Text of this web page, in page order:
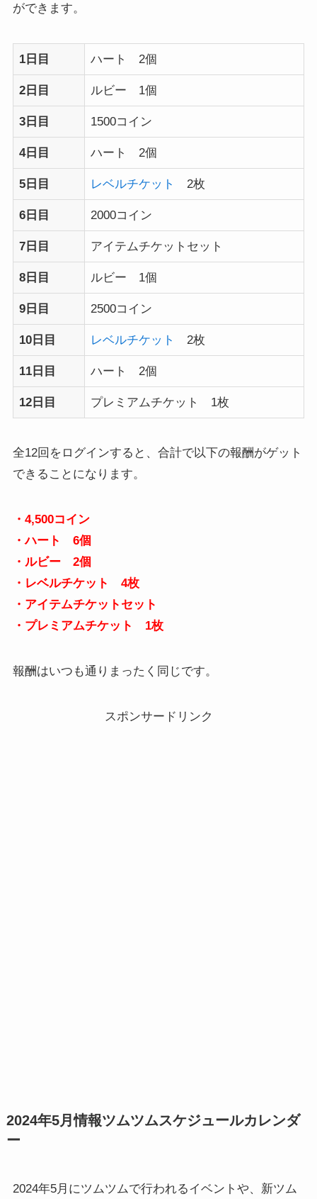
ができます。
1日目 ハート 2個
2日目 ルビー 1個
3日目 1500コイン
4日目 ハート 2個
5日目 レベルチケット 2枚
6日目 2000コイン
7日目 アイテムチケットセット
8日目 ルビー 1個
9日目 2500コイン
10日目 レベルチケット 2枚
11日目 ハート 2個
12日目 プレミアムチケット 1枚
全12回をログインすると、合計で以下の報酬がゲット
できることになります。
・4,500コイン
・ハート 6個
・ルビー 2個
・レベルチケット 4枚
・アイテムチケットセット
・プレミアムチケット 1枚
報酬はいつも通りまったく同じです。
スポンサードリンク
2024年5月情報ツムツムスケジュールカレンダ
ー
2024年5月にツムツムで行われるイベントや、新ツム